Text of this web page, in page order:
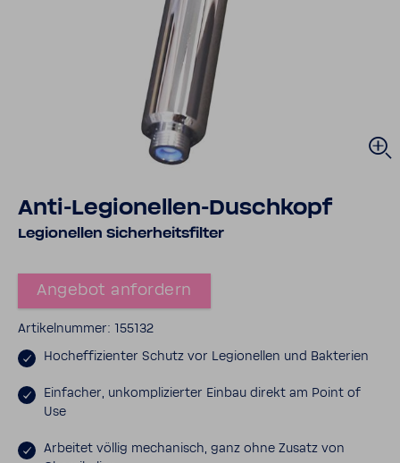
Anti-​Legionellen-Duschkopf
Legio­nellen Sicher­heits­filter
Angebot anfor­dern
Arti­kel­nummer: 155132
Hoch­ef­fi­zi­enter Schutz vor Legio­nellen und Bakte­rien
Einfa­cher, unkom­pli­zierter Einbau direkt am Point of
Use
Arbeitet völlig mecha­nisch, ganz ohne Zusatz von